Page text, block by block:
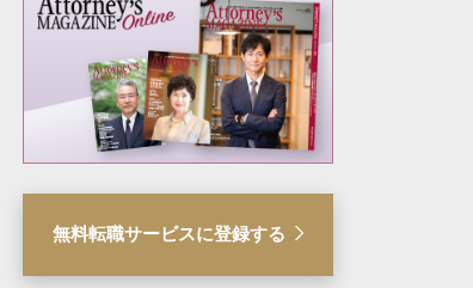
無料転職サービスに登録する